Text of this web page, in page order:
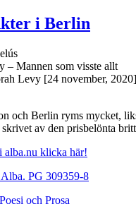
i Berlin
– Mannen som visste allt
[24 november, 2020]
och Berlin ryms mycket,
av den prisbelönta